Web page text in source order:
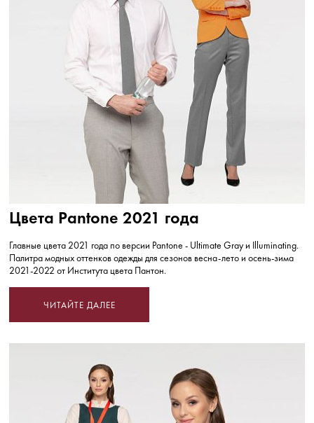
Цвета Pantone 2021 года
Главные цвета 2021 года по версии Pantone - Ultimate Gray и Illuminating.
Палитра модных оттенков одежды для сезонов весна-лето и осень-зима
2021-2022 от Института цвета Пантон.
ЧИТАЙТЕ ДАЛЕЕ